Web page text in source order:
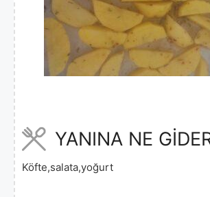
YANINA NE
Köfte,salata,yoğurt